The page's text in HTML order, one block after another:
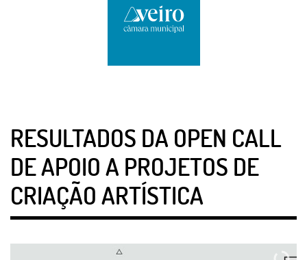
RESULTADOS DA OPEN CALL
DE APOIO A PROJETOS DE
CRIAÇÃO ARTÍSTICA